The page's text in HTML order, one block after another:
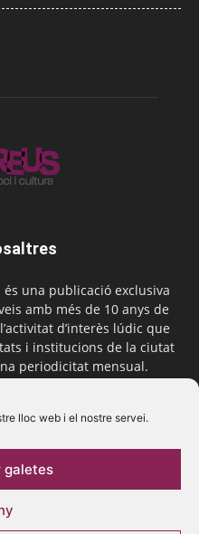
lloc web i el nostre servei.
galetes
una publicació exclusiva
amb més de 10 anys de
d’interès lúdic que
i institucions de la ciutat
periodicitat mensual.
nos